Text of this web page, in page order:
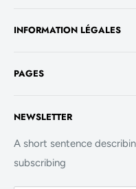
1930 Luxembourg
+352 661 949 582
INFORMATION LÉGALES
Mentions légales
Politique de cookies
PAGES
La Boutique
FAQ
Contact
NEWSLETTER
A short sentence
subscribing